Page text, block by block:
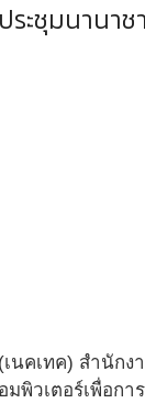
ะชุมนานาช
เนคเทค) สำนัก
พิวเตอร์เพื่อก